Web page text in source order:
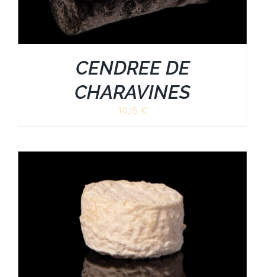
CENDREE DE
CHARAVINES
10,15 €